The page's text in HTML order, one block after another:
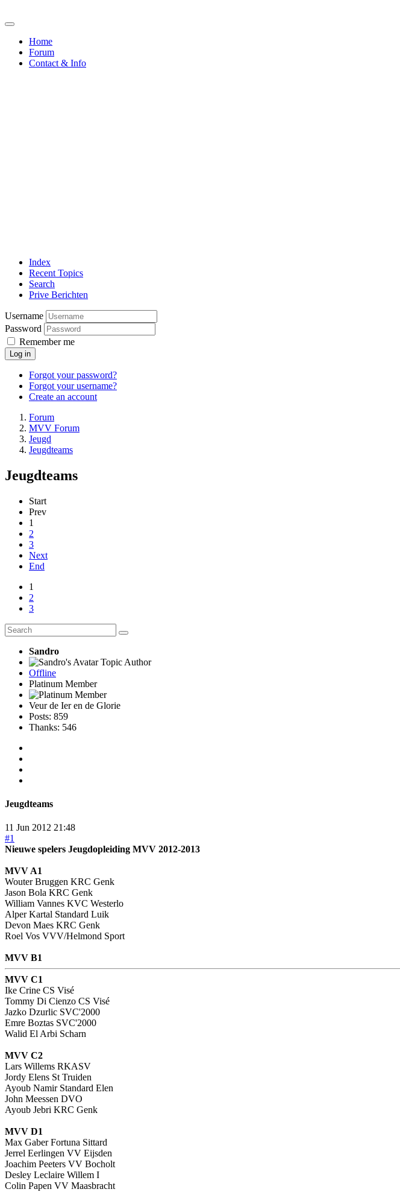
Home
Forum
Contact & Info
Index
Recent Topics
Search
Prive Berichten
Username
Password
Remember me
Log in
Forgot your password?
Forgot your username?
Create an account
Forum
MVV Forum
Jeugd
Jeugdteams
Jeugdteams
Start
Prev
1
2
3
Next
End
1
2
3
Sandro
Topic Author
Offline
Platinum Member
Veur de Ier en de Glorie
Posts: 859
Thanks: 546
Jeugdteams
11 Jun 2012 21:48
#1
Nieuwe spelers Jeugdopleiding MVV 2012-2013
MVV A1
Wouter Bruggen KRC Genk
Jason Bola KRC Genk
William Vannes KVC Westerlo
Alper Kartal Standard Luik
Devon Maes KRC Genk
Roel Vos VVV/Helmond Sport
MVV B1
MVV C1
Ike Crine CS Visé
Tommy Di Cienzo CS Visé
Jazko Dzurlic SVC'2000
Emre Boztas SVC'2000
Walid El Arbi Scharn
MVV C2
Lars Willems RKASV
Jordy Elens St Truiden
Ayoub Namir Standard Elen
John Meessen DVO
Ayoub Jebri KRC Genk
MVV D1
Max Gaber Fortuna Sittard
Jerrel Eerlingen VV Eijsden
Joachim Peeters VV Bocholt
Desley Leclaire Willem I
Colin Papen VV Maasbracht